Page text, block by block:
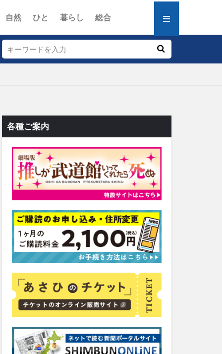
自然 ひと 暮らし 総合
各種ご案内